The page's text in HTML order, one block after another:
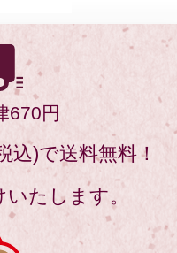
670円
込)で送料無料！
たします。